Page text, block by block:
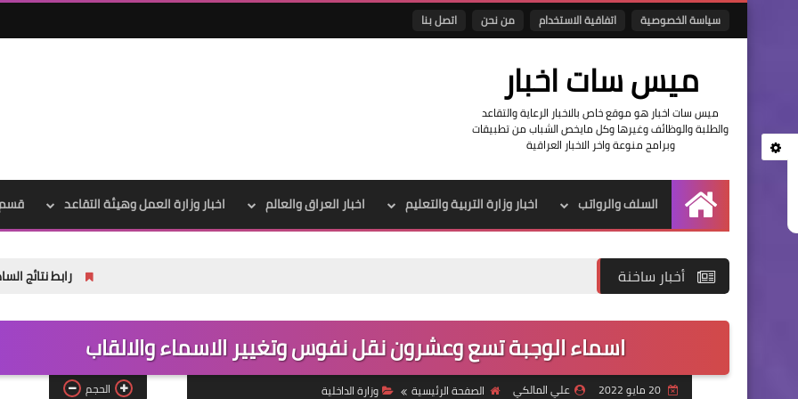
سياسة الخصوصية اتفاقية الاستخدام من نحن اتصل بنا
ميس سات اخبار
ميس سات اخبار هو موقع خاص بالاخبار الرعاية والتقاعد
والطلبة والوظائف وغيرها وكل مايخص الشباب من تطبيقات
وبرامج منوعة واخر الاخبار العراقية
الرئيسية
السلف والرواتب اخبار وزارة التربية والتعليم اخبار العراق والعالم اخبار وزارة العمل وهيئة التقاعد قسم
أخبار ساخنة رابط نتائج السادس الاعدادي 2026 الدور الاول في العراق | موقع نتائجنا
اسماء الوجبة تسع وعشرون نقل نفوس وتغيير الاسماء والالقاب
علي المالكي الصفحة الرئيسية وزارة الداخلية الحجم